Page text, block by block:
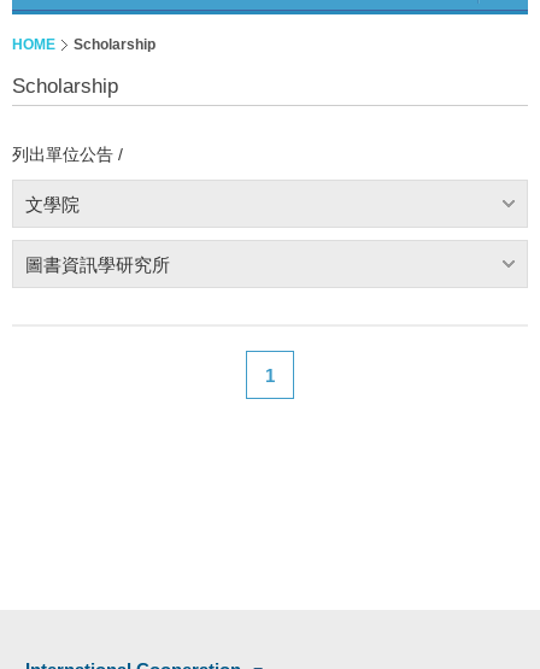
HOME Scholarship
Scholarship
列出單位公告 /
文學院
圖書資訊學研究所
1